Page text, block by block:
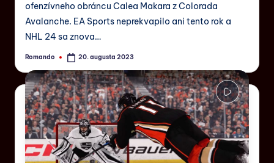
ofenzívneho obráncu Calea Makara z Colorada
Avalanche. EA Sports neprekvapilo ani tento rok a
NHL 24 sa znova…
Romando 20. augusta 2023